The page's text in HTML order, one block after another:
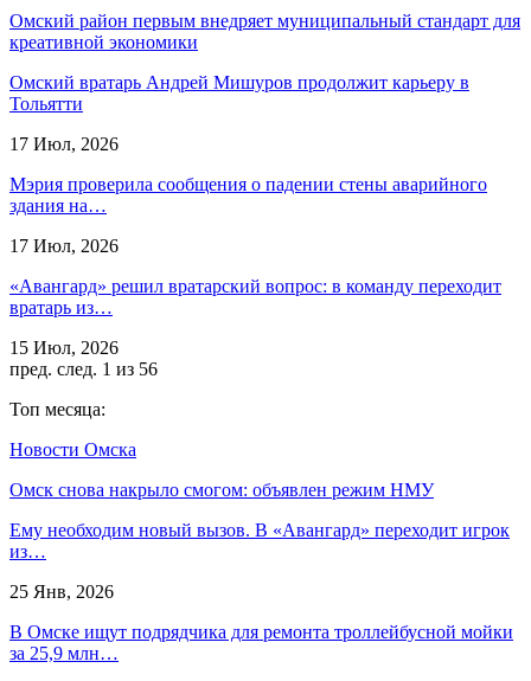
Омский район первым внедряет муниципальный стандарт для
креативной экономики
Омский вратарь Андрей Мишуров продолжит карьеру в
Тольятти
17 Июл, 2026
Мэрия проверила сообщения о падении стены аварийного
здания на…
17 Июл, 2026
«Авангард» решил вратарский вопрос: в команду переходит
вратарь из…
15 Июл, 2026
пред. след. 1 из 56
Топ месяца:
Новости Омска
Омск снова накрыло смогом: объявлен режим НМУ
Ему необходим новый вызов. В «Авангард» переходит игрок
из…
25 Янв, 2026
В Омске ищут подрядчика для ремонта троллейбусной мойки
за 25,9 млн…